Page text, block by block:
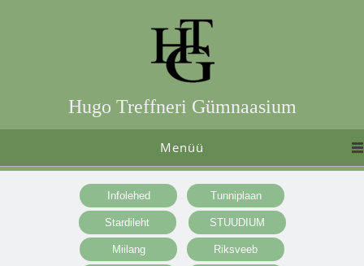
Hugo Treffneri Gümnaasium
Menüü